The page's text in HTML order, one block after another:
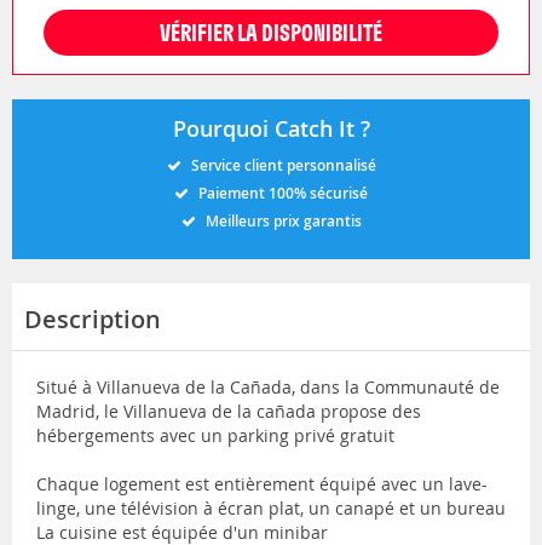
VÉRIFIER LA DISPONIBILITÉ
Pourquoi Catch It ?
Service client personnalisé
Paiement 100% sécurisé
Meilleurs prix garantis
Description
Situé à Villanueva de la Cañada, dans la Communauté de
Madrid, le Villanueva de la cañada propose des
hébergements avec un parking privé gratuit
Chaque logement est entièrement équipé avec un lave-
linge, une télévision à écran plat, un canapé et un bureau
La cuisine est équipée d'un minibar